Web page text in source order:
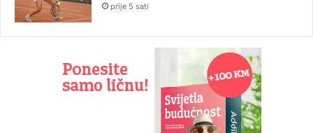
prije 5 sati